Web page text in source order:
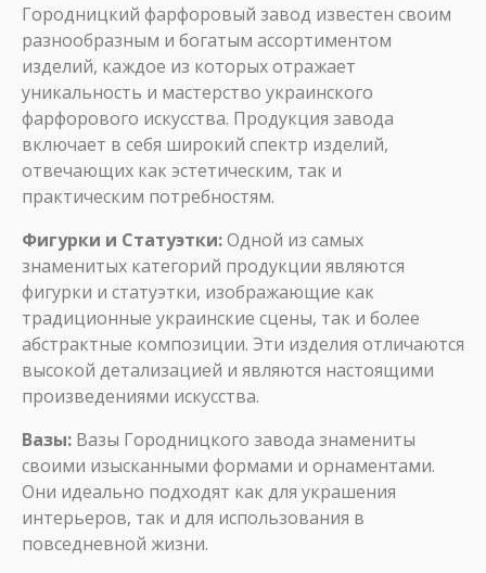
Городницкий фарфоровый завод известен своим
разнообразным и богатым ассортиментом
изделий, каждое из которых отражает
уникальность и мастерство украинского
фарфорового искусства. Продукция завода
включает в себя широкий спектр изделий,
отвечающих как эстетическим, так и
практическим потребностям.
Фигурки и Статуэтки:Одной из самых
знаменитых категорий продукции являются
фигурки и статуэтки, изображающие как
традиционные украинские сцены, так и более
абстрактные композиции. Эти изделия отличаются
высокой детализацией и являются настоящими
произведениями искусства.
Вазы: Вазы Городницкого завода знамениты
своими изысканными формами и орнаментами.
Они идеально подходят как для украшения
интерьеров, так и для использования в
повседневной жизни.